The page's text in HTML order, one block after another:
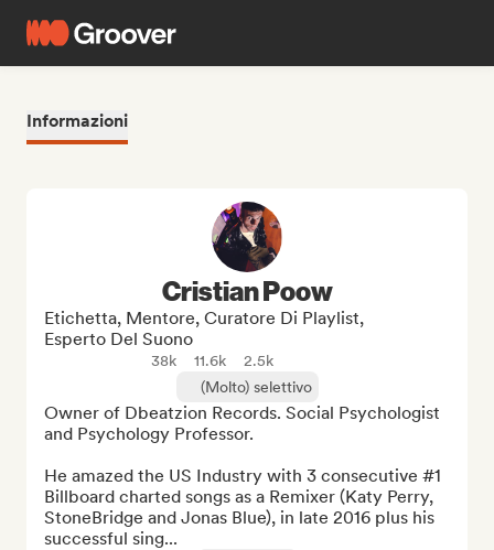
Informazioni
Cristian Poow
Etichetta, Mentore, Curatore Di Playlist,
Esperto Del Suono
38k 11.6k
2.5k
(Molto) selettivo
Owner of Dbeatzion Records. Social Psychologist
and Psychology Professor.
He amazed the US Industry with 3 consecutive #1
Billboard charted songs as a Remixer (Katy Perry,
StoneBridge and Jonas Blue), in late 2016 plus his
successful sing...